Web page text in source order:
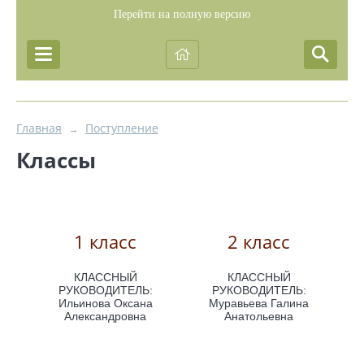
Перейти на полную версию
Главная → Поступление
Классы
1 класс
КЛАССНЫЙ
РУКОВОДИТЕЛЬ:
Ильинова Оксана
Александровна
2 класс
КЛАССНЫЙ
РУКОВОДИТЕЛЬ:
Муравьева Галина
Анатольевна